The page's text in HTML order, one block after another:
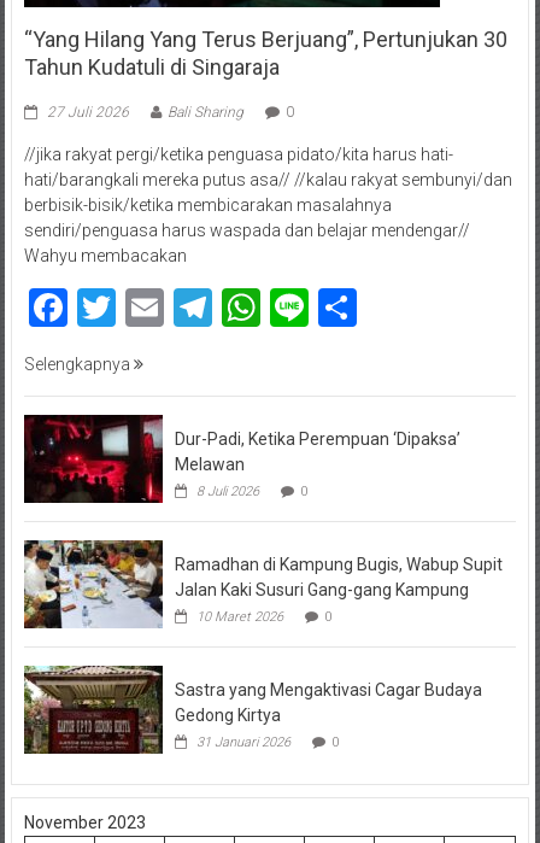
“Yang Hilang Yang Terus Berjuang”, Pertunjukan 30
Tahun Kudatuli di Singaraja
27 Juli 2026 Bali Sharing 0
//jika rakyat pergi/ketika penguasa pidato/kita harus hati-
hati/barangkali mereka putus asa// //kalau rakyat sembunyi/dan
berbisik-bisik/ketika membicarakan masalahnya
sendiri/penguasa harus waspada dan belajar mendengar//
Wahyu membacakan
Facebook
Twitter
EmailTelegram
WhatsApp
Line
Selengkapnya
Dur-Padi, Ketika Perempuan ‘Dipaksa’
Melawan
8 Juli 2026 0
Ramadhan di Kampung Bugis, Wabup Supit
Jalan Kaki Susuri Gang-gang Kampung
10 Maret 2026 0
Sastra yang Mengaktivasi Cagar Budaya
Gedong Kirtya
31 Januari 2026 0
November 2023